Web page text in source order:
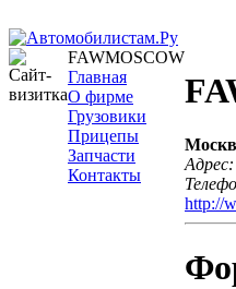
FAWMOSCOW
Главная
О фирме
Грузовики
Прицепы
Запчасти
Контакты
Адрес:
http://